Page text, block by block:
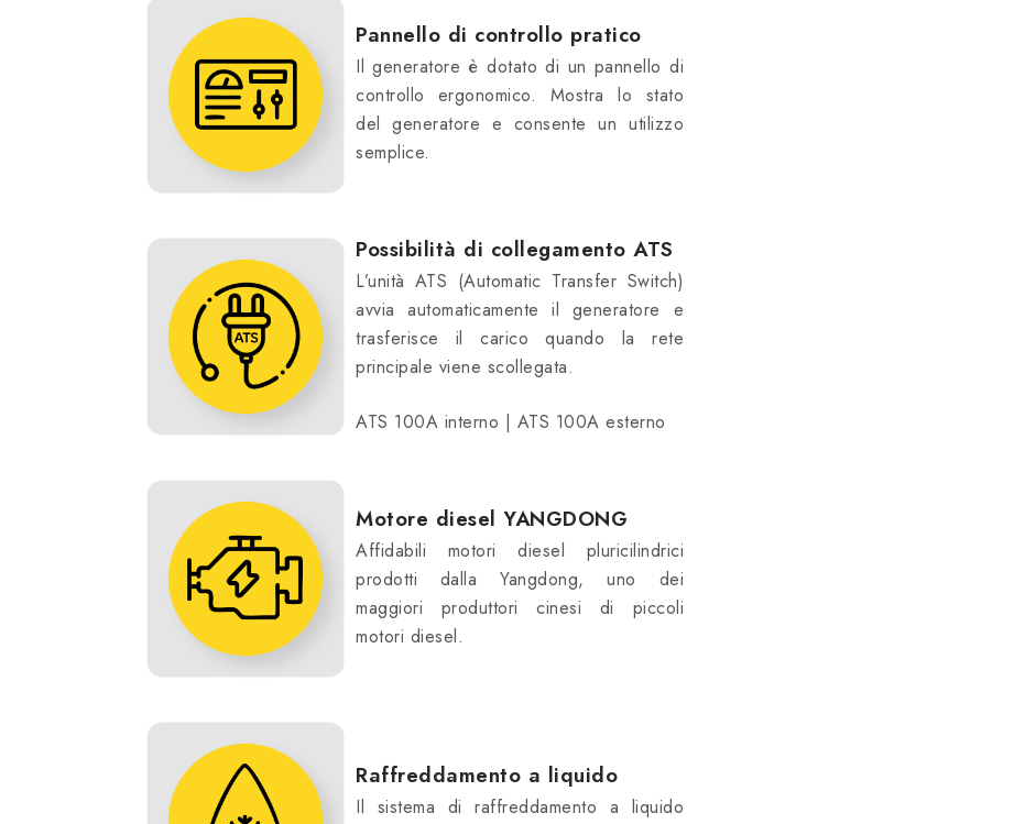
Pannello di controllo pratico
Il generatore è dotato di un pannello di
controllo ergonomico. Mostra lo stato
del generatore e consente un utilizzo
semplice.
Possibilità di collegamento ATS
L’unità ATS (Automatic Transfer Switch)
avvia automaticamente il generatore e
trasferisce il carico quando la rete
principale viene scollegata.
ATS 100A interno | ATS 100A esterno
Motore diesel YANGDONG
Affidabili motori diesel pluricilindrici
prodotti dalla Yangdong, uno dei
maggiori produttori cinesi di piccoli
motori diesel.
Raffreddamento a liquido
Il sistema di raffreddamento a liquido